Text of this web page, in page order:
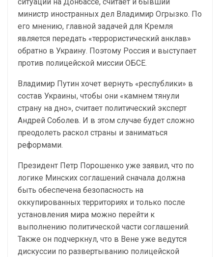
ситуации на Донбассе, считает и бывший
министр иностранных дел Владимир Огрызко. По
его мнению, главной задачей для Кремля
является передать «террористический анклав»
обратно в Украину. Поэтому Россия и выступает
против полицейской миссии ОБСЕ.
Владимир Путин хочет вернуть «республики» в
состав Украины, чтобы они «камнем тянули
страну на дно», считает политический эксперт
Андрей Соболев. И в этом случае будет сложно
преодолеть раскол страны и заниматься
реформами.
Президент Петр Порошенко уже заявил, что по
логике Минских соглашений сначала должна
быть обеспечена безопасность на
оккупированных территориях и только после
установления мира можно перейти к
выполнению политической части соглашений.
Также он подчеркнул, что в Вене уже ведутся
дискуссии по развертыванию полицейской